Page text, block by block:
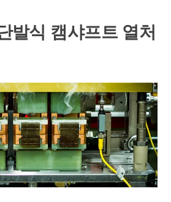
식 캠샤프트 열처